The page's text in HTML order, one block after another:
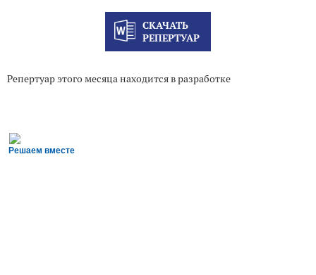
СКАЧАТЬ
РЕПЕРТУАР
Репертуар этого месяца находится в разработке
Решаем вместе